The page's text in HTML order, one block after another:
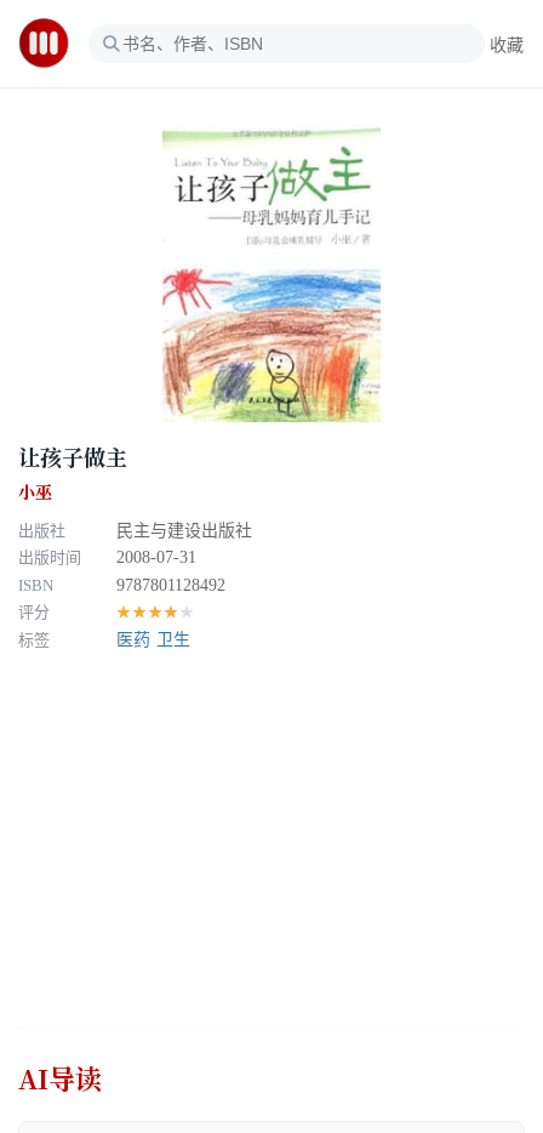
收藏
让孩子做主
小巫
出版社
民主与建设出版社
出版时间
2008-07-31
ISBN
9787801128492
评分
★★★★★
标签 医药 卫生
AI导读